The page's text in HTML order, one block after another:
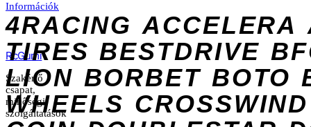
Információk
4RACING ACCELERA
TIRES BESTDRIVE
LION BORBET BOTO
WHEELS CROSSWIND
RcGumi
Szakértő
csapat,
minőségi
szolgáltatások